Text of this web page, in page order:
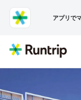
アプリで